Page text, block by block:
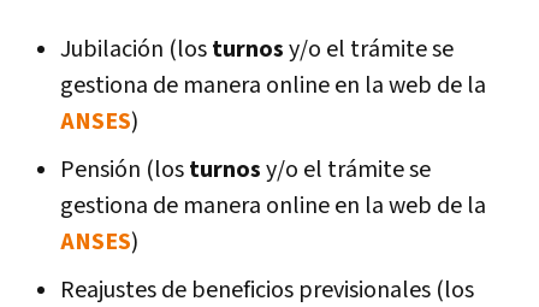
Jubilación (losturnosy/o el trámite se
gestiona de manera online en la web de la
ANSES)
Pensión (losturnosy/o el trámite se
gestiona de manera online en la web de la
ANSES)
Reajustes de beneficios previsionales (los